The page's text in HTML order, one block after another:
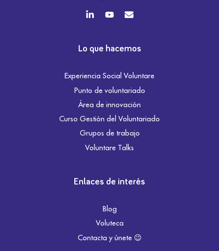
Lo que hacemos
Experiencia Social Voluntare
Punto de voluntariado
Área de innovación
Curso Gestión del Voluntariado
Grupos de trabajo
Voluntare Talks
Enlaces de interés
Blog
Voluteca
Contacta y únete 😉